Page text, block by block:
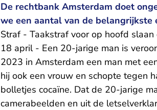
De rechtbank Amsterdam doet
we een aantal van de
Straf - Taakstraf voor op hoofd slaan
18 april - Een 20-jarige man is
2023 in Amsterdam een man met
hij ook een vrouw en schopte tegen
bolletjes cocaïne. Dat de 20-jarige
camerabeelden en uit de